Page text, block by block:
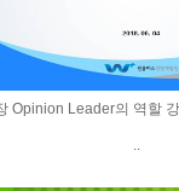
Opinion Leader의 역할
..